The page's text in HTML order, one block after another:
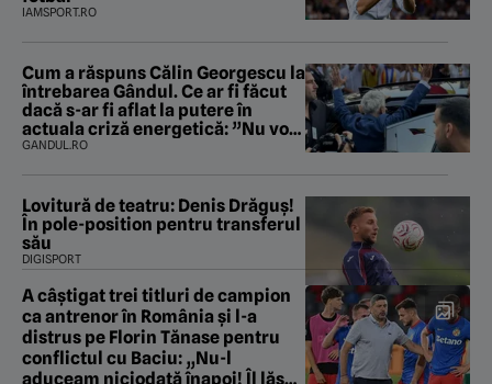
IAMSPORT.RO
Cum a răspuns Călin Georgescu la
întrebarea Gândul. Ce ar fi făcut
dacă s-ar fi aflat la putere în
actuala criză energetică: ”Nu voi
fura și nu voi trăda”
GANDUL.RO
Lovitură de teatru: Denis Drăguș!
În pole-position pentru transferul
său
DIGISPORT
A câștigat trei titluri de campion
ca antrenor în România și l-a
distrus pe Florin Tănase pentru
conflictul cu Baciu: „Nu-l
aduceam niciodată înapoi! Îl lăsai